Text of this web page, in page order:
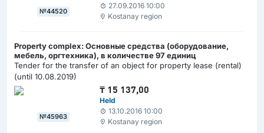
№44520
27.09.2016 10:00
Kostanay region
Property complex: Основные средства (оборудование,
мебель, оргтехника), в количестве 97 единиц
Tender for the transfer of an object for property lease (rental)
(until 10.08.2019)
№45963
₸ 15 137,00
Held
13.10.2016 10:00
Kostanay region